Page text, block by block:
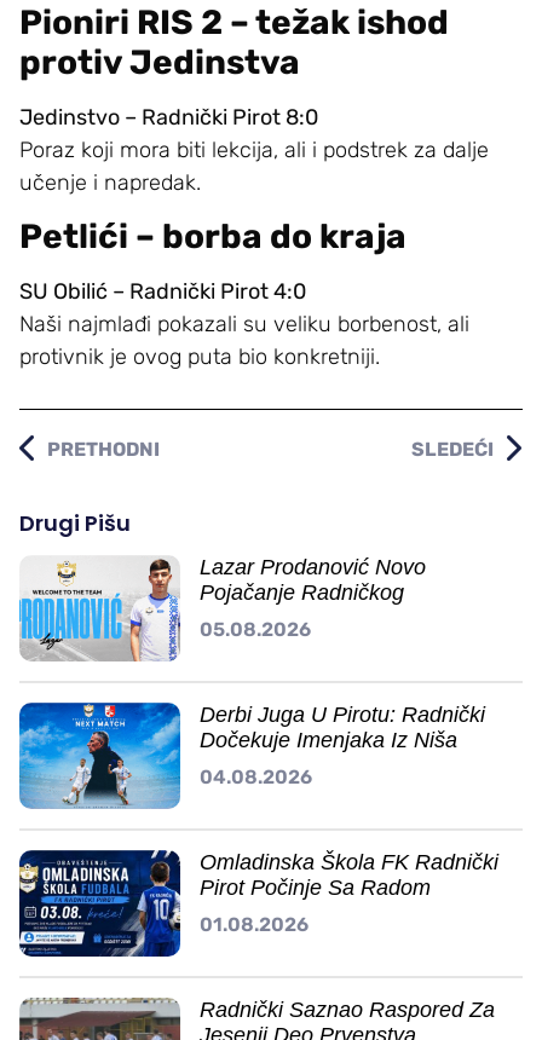
Pioniri RIS 2 – težak ishod
protiv Jedinstva
Jedinstvo – Radnički Pirot 8:0
Poraz koji mora biti lekcija, ali i podstrek za dalje
učenje i napredak.
Petlići – borba do kraja
SU Obilić – Radnički Pirot 4:0
Naši najmlađi pokazali su veliku borbenost, ali
protivnik je ovog puta bio konkretniji.
PRETHODNI SLEDEĆI
Drugi Pišu
Lazar Prodanović Novo
Pojačanje Radničkog
05.08.2026
Derbi Juga U Pirotu: Radnički
Dočekuje Imenjaka Iz Niša
04.08.2026
Omladinska Škola FK Radnički
Pirot Počinje Sa Radom
01.08.2026
Radnički Saznao Raspored Za
Jesenji Deo Prvenstva